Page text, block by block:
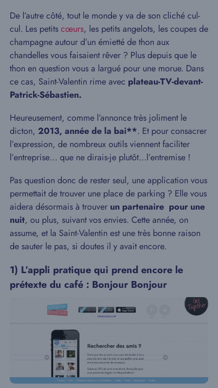
De l’autre côté, tout le monde y va de son cliché cul-
cul. Les petitscœurs, les petits angelots, les coupes de
champagne autour d’un émietté de thon aux
chandelles vous faisaient rêver ? Plus depuis que le
thon en question vous a largué pour une morue. Dans
ce cas, Saint-Valentin rime avec plateau-TV-devant-
Patrick-Sébastien.
Heureusement, comme l’annonce très joliment le
dicton, 2013, année de la bai**. Et pour consacrer
l’expression, de nombreux outils viennent faciliter
l’entreprise… que ne dirais-je plutôt…l’entremise !
Pas question donc de rester seul, une application vous
permettait de trouver une place de parking ? Elle vous
aidera désormais à trouver un partenaire pour une
nuit, ou plus, suivant vos envies. Cette année, on
assume, et la Saint-Valentin est une très bonne raison
de sauter le pas, si doutes il y avait encore.
1) L’appli pratique qui prend encore le
prétexte du café : Bonjour Bonjour